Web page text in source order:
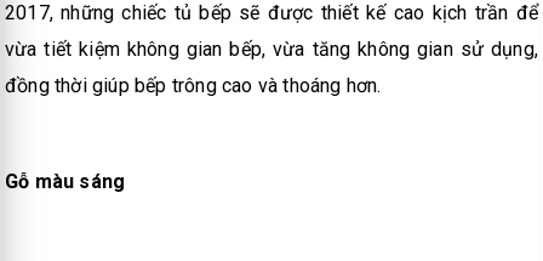
2017, những chiếc tủ bếp sẽ được thiết kế cao kịch trần để
vừa tiết kiệm không gian bếp, vừa tăng không gian sử dụng,
đồng thời giúp bếp trông cao và thoáng hơn.
Gỗ màu sáng